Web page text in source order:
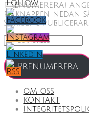
PRENUMERERA!
på knappen nedan
ScribLife
E-
postadress
Prenumerera
OM OSS
KONTAKT